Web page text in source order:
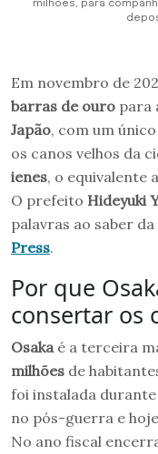
milhões, para
Em novembro de
barras de ouro para
Japão, com um
os canos velhos da
ienes, o equivalente
O prefeito Hideyuki
palavras ao saber
Press.
Por que
consertar os
Osaka é a terceira
milhões de
foi instalada
no pós-guerra e
No ano fiscal